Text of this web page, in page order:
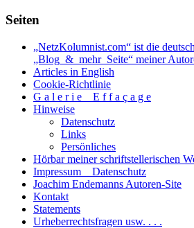
Seiten
„NetzKolumnist.com“ ist die
„Blog_&_mehr_Seite“ meiner
Articles in English
Cookie-Richtlinie
G a l e r i e _ E f f a ç a g e
Hinweise
Datenschutz
Links
Persönliches
Hörbar meiner schriftstellerischen
Impressum _ Datenschutz
Joachim Endemanns Autoren-Site
Kontakt
Statements
Urheberrechtsfragen usw. . . .